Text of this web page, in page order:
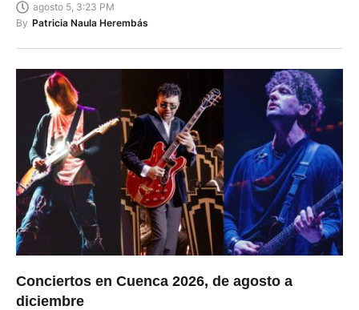
agosto 5, 3:23 PM
By Patricia Naula Herembás
Conciertos en Cuenca 2026, de agosto a
diciembre